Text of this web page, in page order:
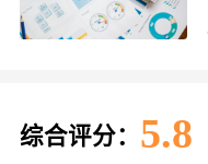
综合评分： 5.8